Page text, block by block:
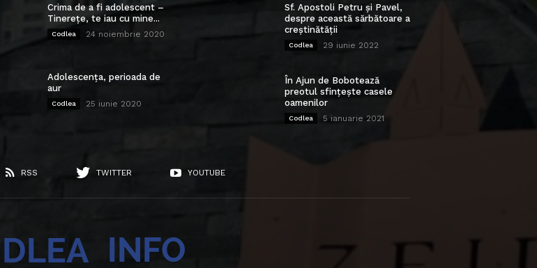
Crima de a fi adolescent –
Tinerețe, te iau cu mine...
Codlea 24 noiembrie 2020
Adolescența, perioada de
aur
Codlea 25 iunie 2020
Sf. Apostoli Petru și Pavel,
despre această sărbătoare a
creștinătății
Codlea 29 iunie 2022
În Ajun de Bobotează
preotul sfințește casele
oamenilor
Codlea 5 ianuarie 2021
RSS TWITTER YOUTUBE